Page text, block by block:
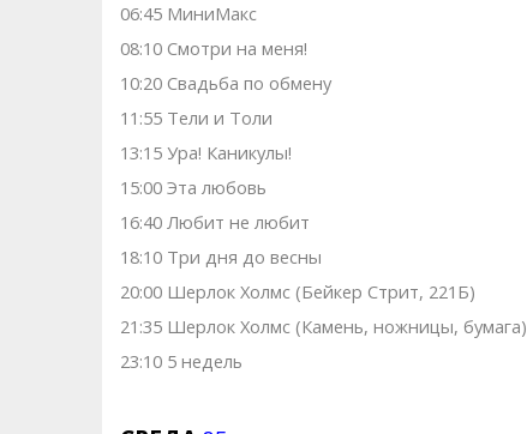
06:45 МиниМакс
08:10 Смотри на меня!
10:20 Свадьба по обмену
11:55 Тели и Толи
13:15 Ура! Каникулы!
15:00 Эта любовь
16:40 Любит не любит
18:10 Три дня до весны
20:00 Шерлок Холмс (Бейкер Стрит, 221Б)
21:35 Шерлок Холмс (Камень, ножницы, бумага)
23:10 5 недель